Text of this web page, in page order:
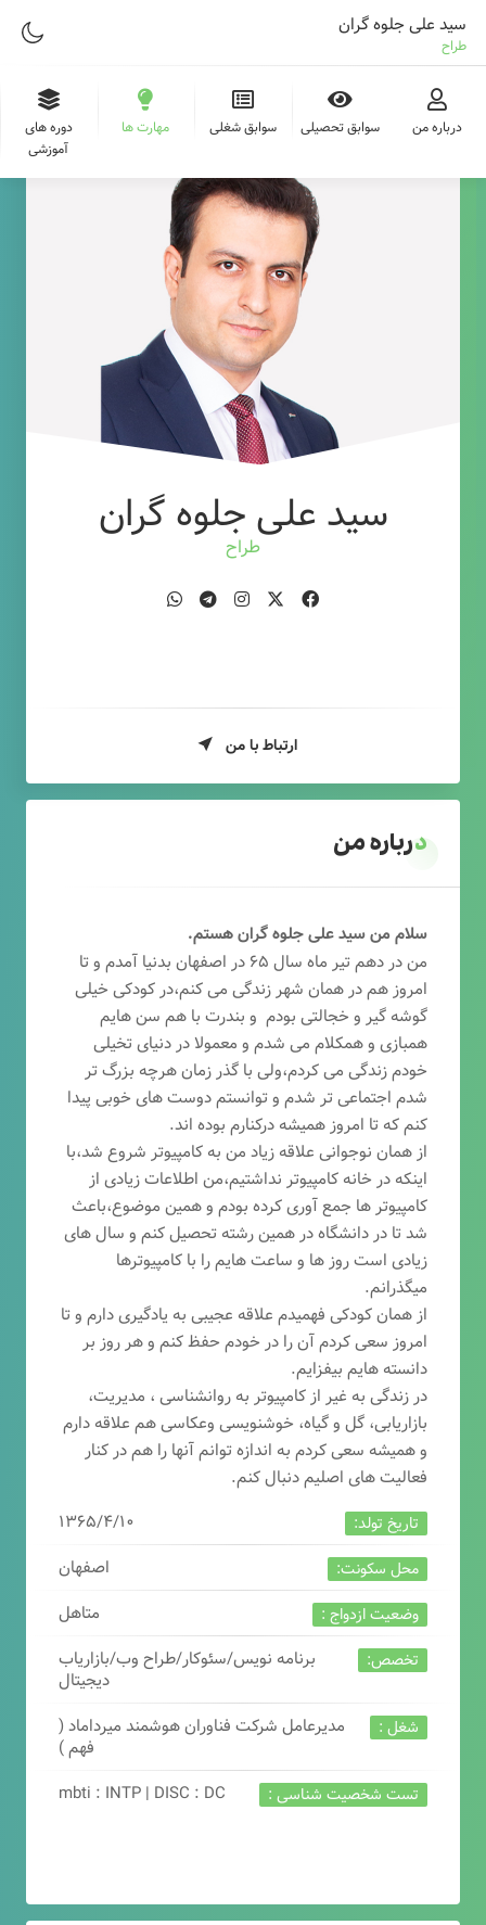
سید علی جلوه گران
طراح وب
درباره من سوابق تحصیلی سوابق شغلی مهارت ها
دوره های
آموزشی
سید علی جلوه گران
طراح وب
ارتباط با من
درباره من
سلام من سید علی جلوه گران هستم.
من در دهم تیر ماه سال ۶۵ در اصفهان بدنیا آمدم و تا
امروز هم در همان شهر زندگی می کنم،در کودکی خیلی
گوشه گیر و خجالتی بودم و بندرت با هم سن هایم
همبازی و همکلام می شدم و معمولا در دنیای تخیلی
خودم زندگی می کردم،ولی با گذر زمان هرچه بزرگ تر
شدم اجتماعی تر شدم و توانستم دوست های خوبی پیدا
کنم که تا امروز همیشه درکنارم بوده اند.
از همان نوجوانی علاقه زیاد من به کامپیوتر شروع شد،با
اینکه در خانه کامپیوتر نداشتیم،من اطلاعات زیادی از
کامپیوتر ها جمع آوری کرده بودم و همین موضوع،باعث
شد تا در دانشگاه در همین رشته تحصیل کنم و سال های
زیادی است روز ها و ساعت هایم را با کامپیوترها
میگذرانم.
از همان کودکی فهمیدم علاقه عجیبی به یادگیری دارم و تا
امروز سعی کردم آن را در خودم حفظ کنم و هر روز بر
دانسته هایم بیفزایم.
در زندگی به غیر از کامپیوتر به روانشناسی ، مدیریت،
بازاریابی، گل و گیاه، خوشنویسی وعکاسی هم علاقه دارم
و همیشه سعی کردم به اندازه توانم آنها را هم در کنار
فعالیت های اصلیم دنبال کنم.
تاریخ تولد: ۱۳۶۵/۴/۱۰
محل سکونت: اصفهان
وضعیت ازدواج : متاهل
تخصص:
برنامه نویس/سئوکار/طراح وب/بازاریاب
دیجیتال
شغل :
مدیرعامل شرکت فناوران هوشمند میرداماد (
فهم )
تست شخصیت شناسی : mbti : INTP | DISC : DC